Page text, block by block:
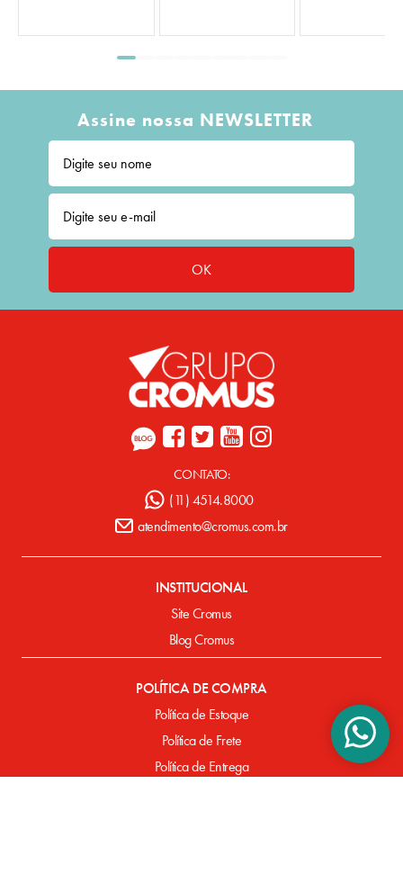
Assine nossa NEWSLETTER
OK
CONTATO:
(11) 4514.8000
atendimento@cromus.com.br
INSTITUCIONAL
Site Cromus
Blog Cromus
POLÍTICA DE COMPRA
Política de Estoque
Política de Frete
Política de Entrega